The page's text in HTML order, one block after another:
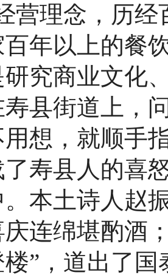
营理念，历
年以上的餐
究商业文化
街道上，问
想，就顺手
寿县人的喜
本土诗人赵
连绵堪酌酒
”，道出了